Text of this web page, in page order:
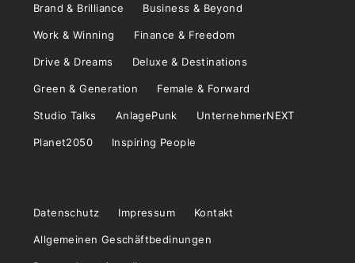
Brand & Brilliance Business & Beyond
Work & Winning Finance & Freedom
Drive & Dreams Deluxe & Destinations
Green & Generation Female & Forward
Studio Talks AnlagePunk UnternehmerNEXT
Planet2050 Inspiring People
Datenschutz Impressum Kontakt
Allgemeinen Geschäftbedinungen